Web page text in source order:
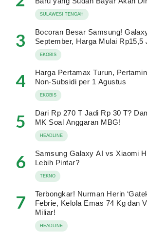
SULAWESI TENGAH
3
Bocoran Besar Samsung!
September, Harga Mulai Rp15,5
EKOBIS
4
Harga Pertamax Turun,
Non-Subsidi per 1 Agustus
EKOBIS
5
Dari Rp 270 T Jadi Rp 30 T?
MK Soal Anggaran MBG!
HEADLINE
6
Samsung Galaxy AI vs Xiaomi
Lebih Pintar?
TEKNO
7
Terbongkar! Nurman Herin
Febrie, Kelola Emas 74 Kg dan
Miliar!
HEADLINE